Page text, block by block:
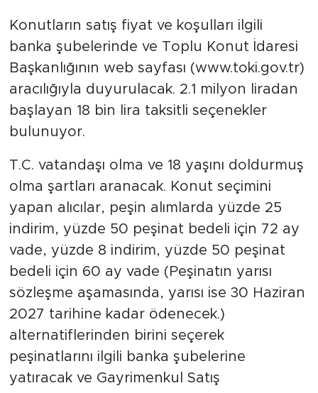
Konutların satış fiyat ve koşulları ilgili
banka şubelerinde ve Toplu Konut İdaresi
Başkanlığının web sayfası (www.toki.gov.tr)
aracılığıyla duyurulacak. 2.1 milyon liradan
başlayan 18 bin lira taksitli seçenekler
bulunuyor.
T.C. vatandaşı olma ve 18 yaşını doldurmuş
olma şartları aranacak. Konut seçimini
yapan alıcılar, peşin alımlarda yüzde 25
indirim, yüzde 50 peşinat bedeli için 72 ay
vade, yüzde 8 indirim, yüzde 50 peşinat
bedeli için 60 ay vade (Peşinatın yarısı
sözleşme aşamasında, yarısı ise 30 Haziran
2027 tarihine kadar ödenecek.)
alternatiflerinden birini seçerek
peşinatlarını ilgili banka şubelerine
yatıracak ve Gayrimenkul Satış